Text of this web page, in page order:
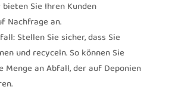
Sie Ihren Kunden
Nachfrage an.
Stellen Sie sicher, dass Sie
und recyceln. So können Sie
Menge an Abfall, der auf Deponien